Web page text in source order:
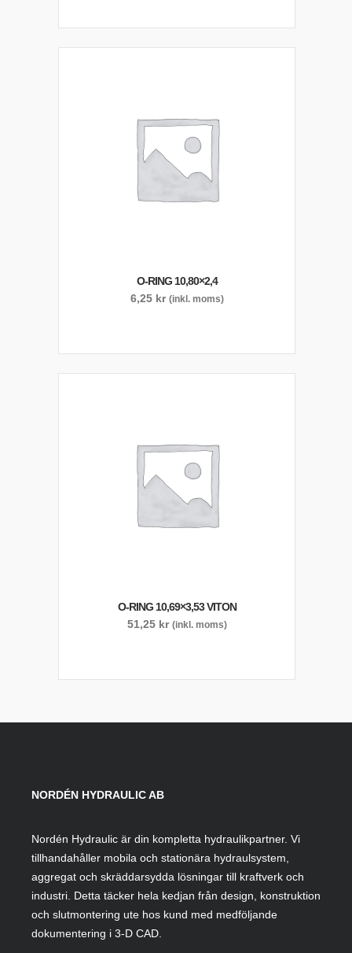
O-RING 10,80×2,4
6,25 kr (inkl. moms)
O-RING 10,69×3,53 VITON
51,25 kr (inkl. moms)
NORDÉN HYDRAULIC AB
Nordén Hydraulic är din kompletta hydraulikpartner. Vi
tillhandahåller mobila och stationära hydraulsystem,
aggregat och skräddarsydda lösningar till kraftverk och
industri. Detta täcker hela kedjan från design, konstruktion
och slutmontering ute hos kund med medföljande
dokumentering i 3-D CAD.